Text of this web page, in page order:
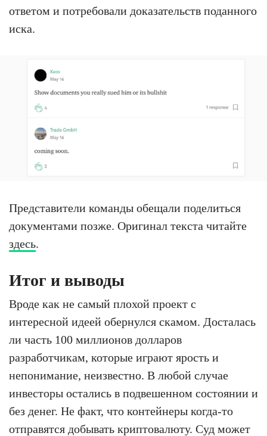
ответом и потребовали доказательств поданного
иска.
Представители команды обещали поделиться
документами позже. Оригинал текста читайте
здесь.
Итог и выводы
Вроде как не самый плохой проект с
интересной идеей обернулся скамом. Досталась
ли часть 100 миллионов долларов
разработчикам, которые играют ярость и
непонимание, неизвестно. В любой случае
инвесторы остались в подвешенном состоянии и
без денег. Не факт, что контейнеры когда-то
отправятся добывать криптовалюту. Суд может